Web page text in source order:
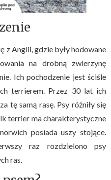
z Anglii, gdzie były hodowane
na drobną zwierzynę
Ich pochodzenie jest ściśle
terrierem. Przez 30 lat ich
tę samą rasę. Psy różniły się
terrier ma charakterystyczne
posiada uszy stojące.
raz rozdzielono psy
ras.